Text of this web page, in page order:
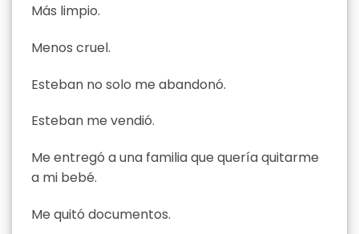
Más limpio.
Menos cruel.
Esteban no solo me abandonó.
Esteban me vendió.
Me entregó a una familia que quería quitarme
a mi bebé.
Me quitó documentos.